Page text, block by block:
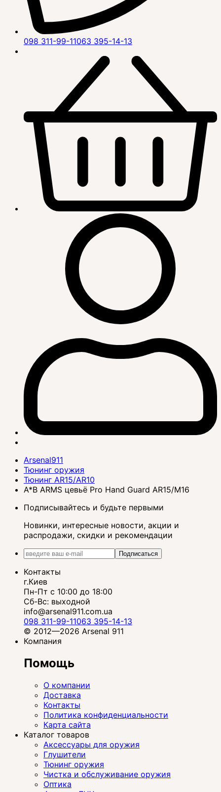
098 311-99-11063 395-14-13
Arsenal911
Тюнинг оружия
Тюнинг AR15/AR10
A*B ARMS цевьё Pro Hand Guard AR15/M16
Подписывайтесь и будьте первыми
Новинки, интересные новости, акции и
распродажи, скидки и рекомендации
Подписаться
Контакты
г.Киев
Пн-Пт с 10:00 до 18:00
Сб-Вс: выходной
info@arsenal911.com.ua
098 311-99-11063 395-14-13
© 2012—2026 Arsenal 911
Компания
Помощь
О компании
Доставка
Контакты
Политика конфиденциальности
Карта сайта
Каталог товаров
Аксессуары для оружия
Глушители
Тюнинг оружия
Чистка и обслуживание оружия
Оптика